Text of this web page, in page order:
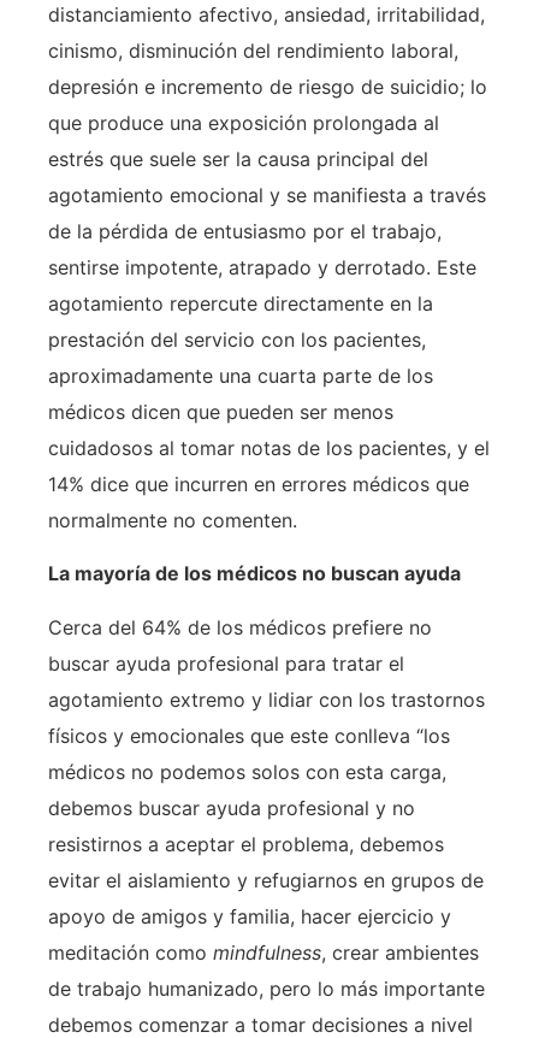
distanciamiento afectivo, ansiedad, irritabilidad,
cinismo, disminución del rendimiento laboral,
depresión e incremento de riesgo de suicidio; lo
que produce una exposición prolongada al
estrés que suele ser la causa principal del
agotamiento emocional y se manifiesta a través
de la pérdida de entusiasmo por el trabajo,
sentirse impotente, atrapado y derrotado. Este
agotamiento repercute directamente en la
prestación del servicio con los pacientes,
aproximadamente una cuarta parte de los
médicos dicen que pueden ser menos
cuidadosos al tomar notas de los pacientes, y el
14% dice que incurren en errores médicos que
normalmente no comenten.
La mayoría de los médicos no buscan ayuda
Cerca del 64% de los médicos prefiere no
buscar ayuda profesional para tratar el
agotamiento extremo y lidiar con los trastornos
físicos y emocionales que este conlleva “los
médicos no podemos solos con esta carga,
debemos buscar ayuda profesional y no
resistirnos a aceptar el problema, debemos
evitar el aislamiento y refugiarnos en grupos de
apoyo de amigos y familia, hacer ejercicio y
meditación como mindfulness, crear ambientes
de trabajo humanizado, pero lo más importante
debemos comenzar a tomar decisiones a nivel